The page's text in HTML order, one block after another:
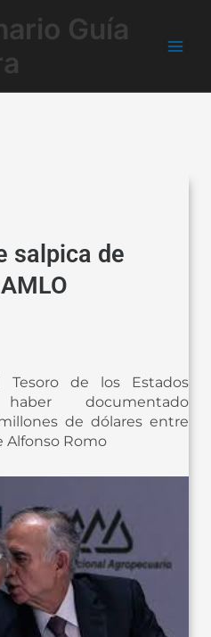
Guía
salpica de
Tesoro de los Estados
documentado
de dólares entre
Alfonso Romo